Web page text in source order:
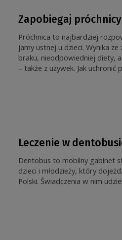
Zapobiegaj
Próchnica to najbardziej
jamy ustnej u dzieci. Wynika ze
braku, nieodpowiedniej diety,
– także z używek. Jak uchronić
Leczenie w
Dentobus to mobilny gabinet
dzieci i młodzieży, który
Polski. Świadczenia w nim